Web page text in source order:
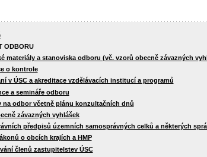
ODBORU
materiály a stanoviska odboru (vč. vzorů obecně závazných
o kontrole
v ÚSC a akreditace vzdělávacích institucí a programů
a semináře odboru
na odbor včetně plánu konzultačních dnů
závazných vyhlášek
předpisů územních samosprávných celků a některých
o obcích krajích a HMP
členů zastupitelstev ÚSC